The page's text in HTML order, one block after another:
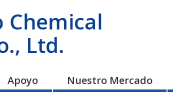
Apoyo Nuestro Mercado